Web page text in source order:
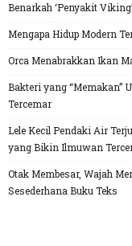
Benarkah ‘Penyakit
Mengapa Hidup Modern
Orca Menabrakkan Ikan
Bakteri yang “Memakan”
Tercemar
Lele Kecil Pendaki Air
yang Bikin Ilmuwan
Otak Membesar, Wajah
Sesederhana Buku Teks